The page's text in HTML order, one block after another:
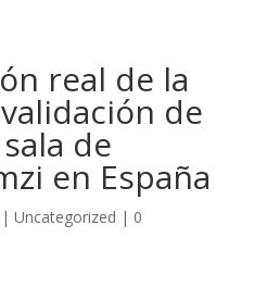
real de la
de
de
en España
| Uncategorized | 0